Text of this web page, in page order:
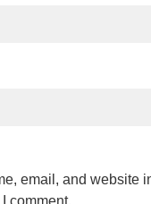
email, and website
comment.